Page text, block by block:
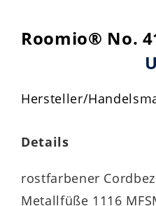
Roomio® No.
Hersteller/
Details
rostfarbener
Metallfüße 1116